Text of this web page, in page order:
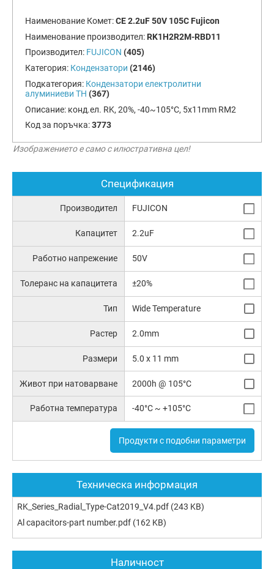
Наименование Комет:CE 2.2uF 50V 105C Fujicon
Наименование производител: RK1H2R2M-RBD11
Производител: FUJICON (405)
Категория: Кондензатори (2146)
Подкатегория: Кондензатори електролитни
алуминиеви TH (367)
Описание: конд.ел. RK, 20%, -40~105°C, 5x11mm RM2
Код за поръчка:3773
Изображението е само с илюстративна цел!
Спецификация
Производител FUJICON
Капацитет 2.2uF
Работно напрежение 50V
Толеранс на капацитета ±20%
Тип Wide Temperature
Растер 2.0mm
Размери 5.0 x 11 mm
Живот при натоварване 2000h @ 105°C
Работна температура -40°C ~ +105°C
Продукти с подобни параметри
Техническа информация
RK_Series_Radial_Type-Cat2019_V4.pdf (243 KB)
Al capacitors-part number.pdf (162 KB)
Наличност